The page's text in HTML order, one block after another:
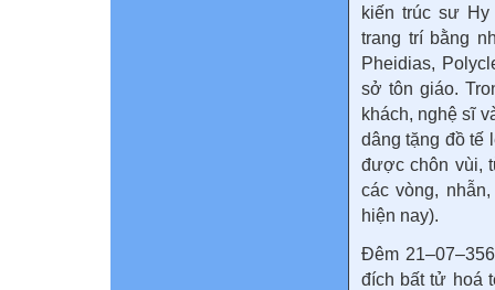
kiến trúc sư
trang trí bằng
Pheidias,
sở tôn giáo.
khách, nghệ sĩ
dâng tặng đồ tế
được chôn vùi,
các vòng,
hiện nay).
Đêm
đích bất tử hoá